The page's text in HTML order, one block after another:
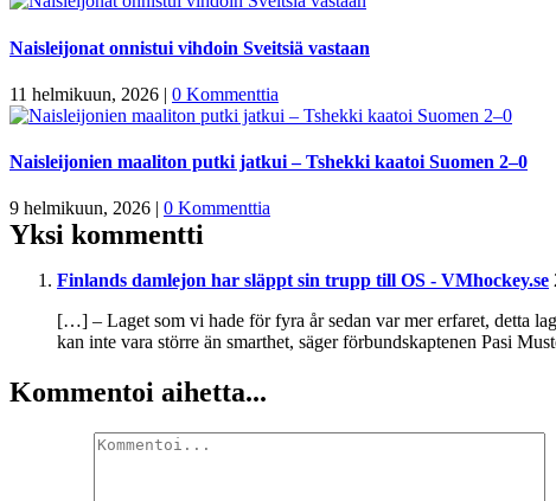
Naisleijonat onnistui vihdoin Sveitsiä vastaan
11 helmikuun, 2026 | 0 Kommenttia
Naisleijonien maaliton putki jatkui – Tshekki kaatoi Suomen 2–0
9 helmikuun, 2026 | 0 Kommenttia
Yksi kommentti
Finlands damlejon har släppt sin trupp till OS - VMhockey.se
[…] – Laget som vi hade för fyra år sedan var mer erfaret, detta
kan inte vara större än smarthet, säger förbundskaptenen Pasi
Kommentoi aihetta...